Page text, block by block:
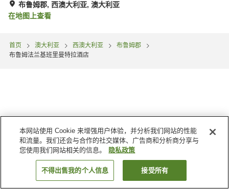
布鲁姆郡, 西澳大利亚, 澳大利亚
在地图上查看
首页 澳大利亚 西澳大利亚
布鲁姆郡
布鲁姆法兰基班里曼特拉酒店
搜索客房
本网站使用 Cookie 来增强用户体验，并分析我们网站的性能
和流量。我们还会与合作的社交媒体、广告商和分析商分享与
您使用我们网站相关的信息。
隐私政策
不得出售我的个人信息 接受所有